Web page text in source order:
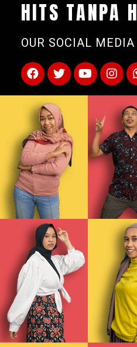
HITS TANPA
OUR SOCIAL MEDIA